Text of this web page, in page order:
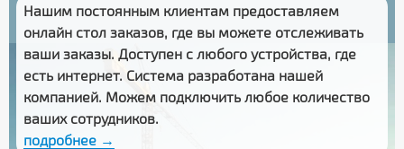
Нашим постоянным клиентам предоставляем
онлайн стол заказов, где вы можете отслеживать
ваши заказы. Доступен с любого устройства, где
есть интернет. Система разработана нашей
компанией. Можем подключить любое количество
ваших сотрудников.
подробнее →